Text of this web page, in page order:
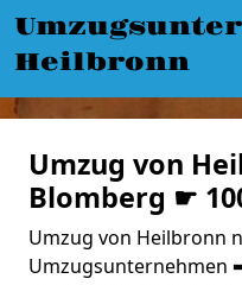
Heilbronn
Umzug von
Blomberg ☛
Umzug von Heilbronn
Umzugsunternehmen